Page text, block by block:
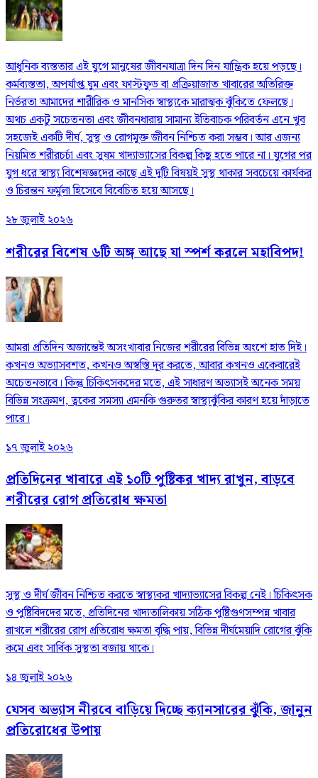
আধুনিক ব্যস্ততার এই যুগে মানুষের জীবনযাত্রা দিন দিন যান্ত্রিক হয়ে পড়ছে।
কর্মব্যস্ততা, অপর্যাপ্ত ঘুম এবং ফাস্টফুড বা প্রক্রিয়াজাত খাবারের অতিরিক্ত
নির্ভরতা আমাদের শারীরিক ও মানসিক স্বাস্থ্যকে মারাত্মক ঝুঁকিতে ফেলছে।
অথচ একটু সচেতনতা এবং জীবনধারায় সামান্য ইতিবাচক পরিবর্তন এনে খুব
সহজেই একটি দীর্ঘ, সুস্থ ও রোগমুক্ত জীবন নিশ্চিত করা সম্ভব। আর এজন্য
নিয়মিত শরীরচর্চা এবং সুষম খাদ্যাভ্যাসের বিকল্প কিছু হতে পারে না। যুগের পর
যুগ ধরে স্বাস্থ্য বিশেষজ্ঞদের কাছে এই দুটি বিষয়ই সুস্থ থাকার সবচেয়ে কার্যকর
ও চিরন্তন ফর্মুলা হিসেবে বিবেচিত হয়ে আসছে।
২৮ জুলাই ২০২৬
শরীরের বিশেষ ৬টি অঙ্গ আছে যা স্পর্শ করলে মহাবিপদ!
আমরা প্রতিদিন অজান্তেই অসংখ্যবার নিজের শরীরের বিভিন্ন অংশে হাত দিই।
কখনও অভ্যাসবশত, কখনও অস্বস্তি দূর করতে, আবার কখনও একেবারেই
অচেতনভাবে। কিন্তু চিকিৎসকদের মতে, এই সাধারণ অভ্যাসই অনেক সময়
বিভিন্ন সংক্রমণ, ত্বকের সমস্যা এমনকি গুরুতর স্বাস্থ্যঝুঁকির কারণ হয়ে দাঁড়াতে
পারে।
১৭ জুলাই ২০২৬
প্রতিদিনের খাবারে এই ১০টি পুষ্টিকর খাদ্য রাখুন, বাড়বে
শরীরের রোগ প্রতিরোধ ক্ষমতা
সুস্থ ও দীর্ঘ জীবন নিশ্চিত করতে স্বাস্থ্যকর খাদ্যাভ্যাসের বিকল্প নেই। চিকিৎসক
ও পুষ্টিবিদদের মতে, প্রতিদিনের খাদ্যতালিকায় সঠিক পুষ্টিগুণসম্পন্ন খাবার
রাখলে শরীরের রোগ প্রতিরোধ ক্ষমতা বৃদ্ধি পায়, বিভিন্ন দীর্ঘমেয়াদি রোগের ঝুঁকি
কমে এবং সার্বিক সুস্থতা বজায় থাকে।
১৪ জুলাই ২০২৬
যেসব অভ্যাস নীরবে বাড়িয়ে দিচ্ছে ক্যানসারের ঝুঁকি, জানুন
প্রতিরোধের উপায়